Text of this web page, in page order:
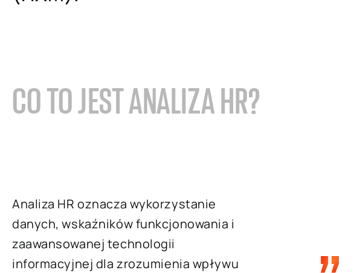
CO TO JEST ANALIZA HR?
Analiza HR oznacza wykorzystanie
danych, wskaźników funkcjonowania i
zaawansowanej technologii
informacyjnej dla zrozumienia wpływu